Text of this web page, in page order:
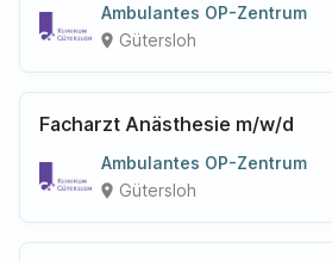
Ambulantes OP-Zentrum
place Gütersloh
Facharzt Anästhesie m/w/d
Ambulantes OP-Zentrum
place Gütersloh